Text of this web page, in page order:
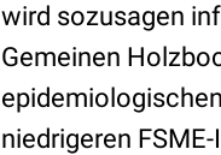
wird sozusagen
Gemeinen
niedrigeren